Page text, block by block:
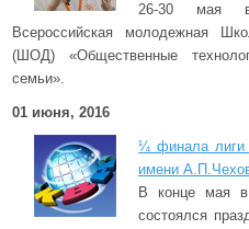
26-30 мая в
Всероссийская молодежная
(ШОД) «Общественные
семьи».
01 июня, 2016
¼ финала лиги
имени
В конце мая в
состоялся